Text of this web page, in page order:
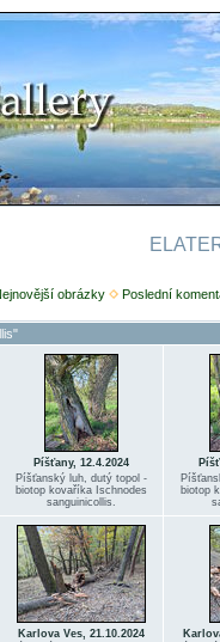
obrázky Poslední
Píšťany, 12.4.2024
Píšťanský luh, dutý topol -
biotop kovaříka Ischnodes
sanguinicollis.
biotop
Karlova Ves, 21.10.2024